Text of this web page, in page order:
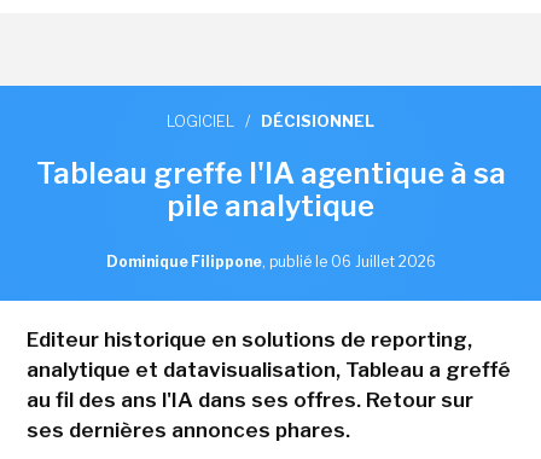
LOGICIEL / DÉCISIONNEL
Tableau greffe l'IA agentique à sa
pile analytique
Dominique Filippone, publié le 06 Juillet 2026
Editeur historique en solutions de reporting,
analytique et datavisualisation, Tableau a greffé
au fil des ans l'IA dans ses offres. Retour sur
ses dernières annonces phares.